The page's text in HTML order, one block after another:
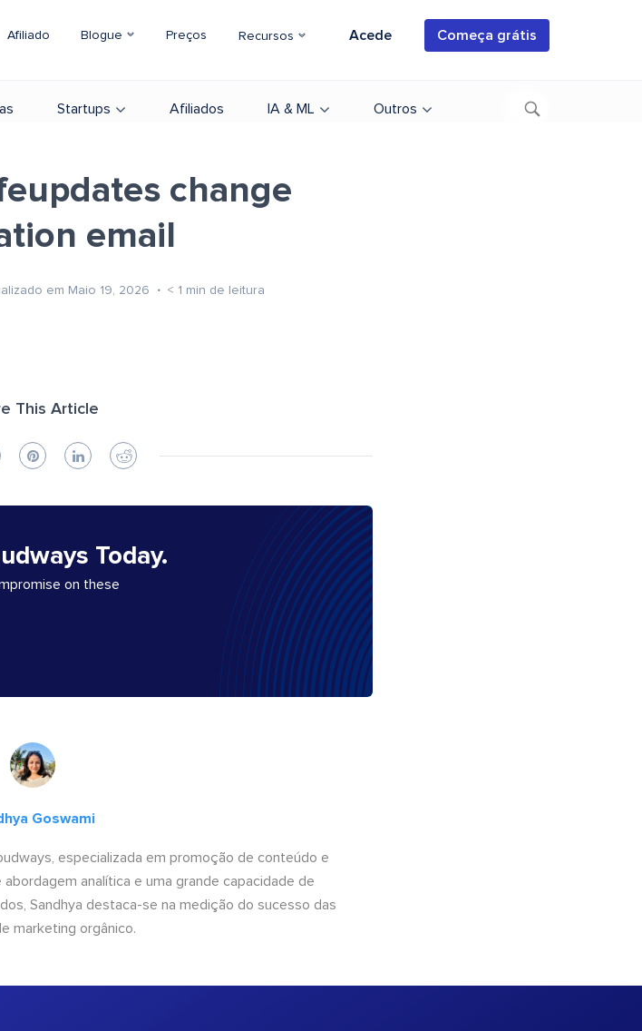
Afiliado Blogue Preços Recursos Acede Começa grátis
Startups Afiliados IA & ML Outros
change
email
em Maio 19, 2026 < 1 min de leitura
This Article
Today.
on these
Goswami
especializada em promoção de conteúdo e
analítica e uma grande capacidade de
Sandhya destaca-se na medição do sucesso das
marketing orgânico.